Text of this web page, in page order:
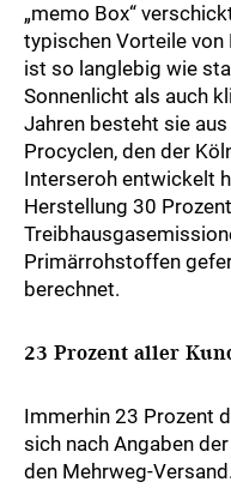
„memo Box“
typischen Vorteile
ist so langlebig wie
Sonnenlicht als auch
Jahren besteht sie
Procyclen, den der
Interseroh entwickelt
Herstellung 30
Primärrohstoffen
berechnet.
23 Prozent aller
Immerhin 23 Prozent
sich nach Angaben
den Mehrweg-